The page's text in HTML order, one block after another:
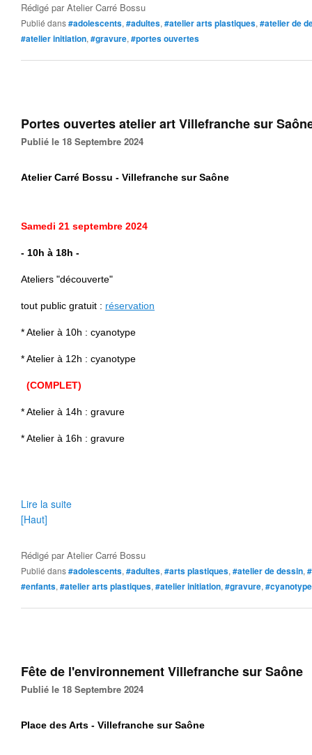
Rédigé parAtelier Carré Bossu
Publié dans#adolescents, #adultes, #atelier arts plastiques, #atelier de
#atelier initiation, #gravure, #portes ouvertes
Portes ouvertes atelier art Villefranche sur
Publié le 18 Septembre 2024
Atelier Carré Bossu - Villefranche sur Saône
Samedi 21 septembre 2024
- 10h à 18h -
Ateliers "découverte"
tout public gratuit : réservation
* Atelier à 10h : cyanotype
* Atelier à 12h : cyanotype
(COMPLET)
* Atelier à 14h : gravure
* Atelier à 16h : gravure
Lire la suite
[Haut]
Rédigé parAtelier Carré Bossu
Publié dans#adolescents, #adultes, #arts plastiques, #atelier de dessin,
#enfants, #atelier arts plastiques, #atelier initiation, #gravure, #cyanotype
Fête de l'environnement Villefranche sur Saône
Publié le 18 Septembre 2024
Place des Arts - Villefranche sur Saône